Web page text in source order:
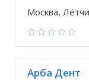
Москва,
Арба Дент